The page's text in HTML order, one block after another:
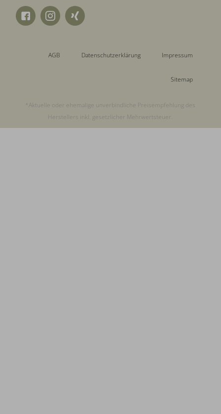
AGB Datenschutzerklärung Impressum
Sitemap
*Aktuelle oder ehemalige unverbindliche Preisempfehlung des
Herstellers inkl. gesetzlicher Mehrwertsteuer.